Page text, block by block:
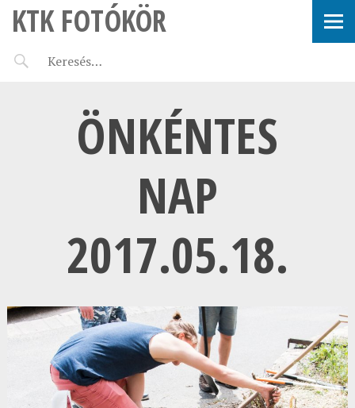
KTK FOTÓKÖR
ÖNKÉNTES
NAP
2017.05.18.